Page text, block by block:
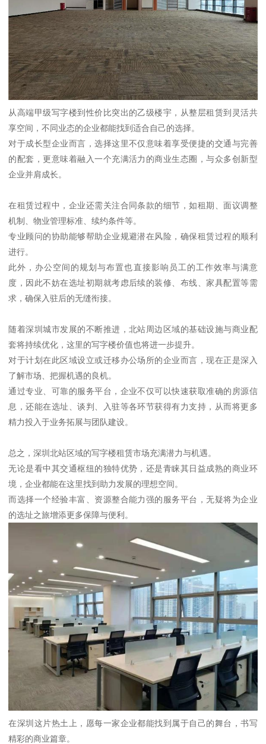
从高端甲级写字楼到性价比突出的乙级楼宇，从整层租赁到灵活共
享空间，不同业态的企业都能找到适合自己的选择。
对于成长型企业而言，选择这里不仅意味着享受便捷的交通与完善
的配套，更意味着融入一个充满活力的商业生态圈，与众多创新型
企业并肩成长。
在租赁过程中，企业还需关注合同条款的细节，如租期、面议调整
机制、物业管理标准、续约条件等。
专业顾问的协助能够帮助企业规避潜在风险，确保租赁过程的顺利
进行。
此外，办公空间的规划与布置也直接影响员工的工作效率与满意
度，因此不妨在选址初期就考虑后续的装修、布线、家具配置等需
求，确保入驻后的无缝衔接。
随着深圳城市发展的不断推进，北站周边区域的基础设施与商业配
套将持续优化，这里的写字楼价值也将进一步提升。
对于计划在此区域设立或迁移办公场所的企业而言，现在正是深入
了解市场、把握机遇的良机。
通过专业、可靠的服务平台，企业不仅可以快速获取准确的房源信
息，还能在选址、谈判、入驻等各环节获得有力支持，从而将更多
精力投入于业务拓展与团队建设。
总之，深圳北站区域的写字楼租赁市场充满潜力与机遇。
无论是看中其交通枢纽的独特优势，还是青睐其日益成熟的商业环
境，企业都能在这里找到助力发展的理想空间。
而选择一个经验丰富、资源整合能力强的服务平台，无疑将为企业
的选址之旅增添更多保障与便利。
在深圳这片热土上，愿每一家企业都能找到属于自己的舞台，书写
精彩的商业篇章。